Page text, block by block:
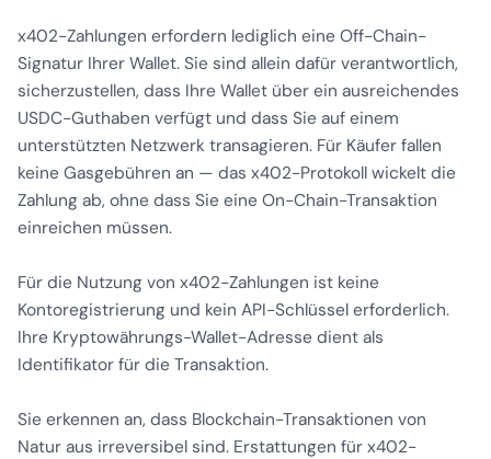
x402-Zahlungen erfordern lediglich eine Off-Chain-
Signatur Ihrer Wallet. Sie sind allein dafür verantwortlich,
sicherzustellen, dass Ihre Wallet über ein ausreichendes
USDC-Guthaben verfügt und dass Sie auf einem
unterstützten Netzwerk transagieren. Für Käufer fallen
keine Gasgebühren an — das x402-Protokoll wickelt die
Zahlung ab, ohne dass Sie eine On-Chain-Transaktion
einreichen müssen.
Für die Nutzung von x402-Zahlungen ist keine
Kontoregistrierung und kein API-Schlüssel erforderlich.
Ihre Kryptowährungs-Wallet-Adresse dient als
Identifikator für die Transaktion.
Sie erkennen an, dass Blockchain-Transaktionen von
Natur aus irreversibel sind. Erstattungen für x402-